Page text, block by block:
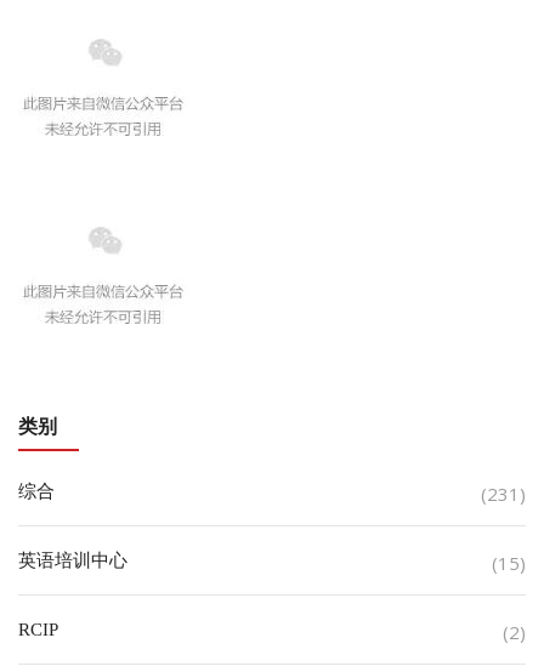
类别
综合 (231)
英语培训中心 (15)
RCIP (2)